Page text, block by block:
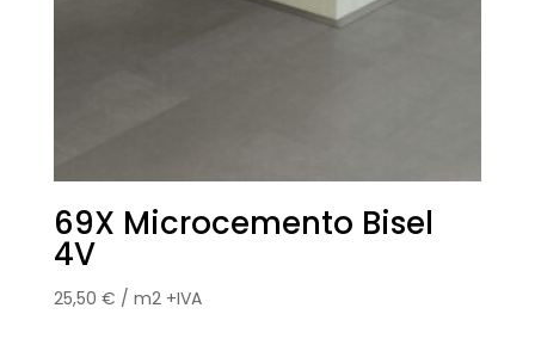
69X Microcemento Bisel
4V
25,50 € / m2 +IVA